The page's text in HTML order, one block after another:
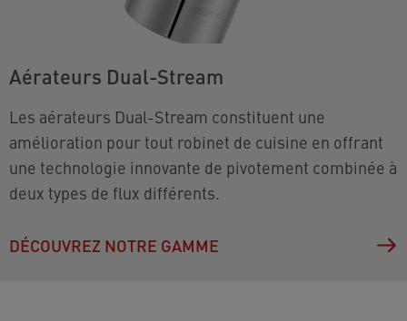
Aérateurs Dual-Stream
Les aérateurs Dual-Stream constituent une
amélioration pour tout robinet de cuisine en offrant
une technologie innovante de pivotement combinée à
deux types de flux différents.
DÉCOUVREZ NOTRE GAMME